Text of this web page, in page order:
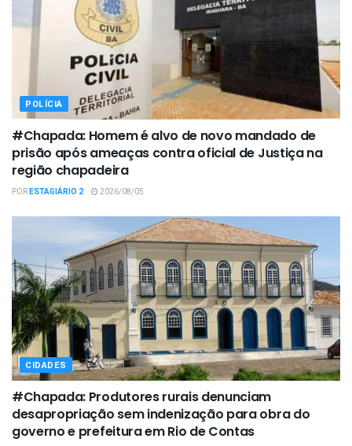
POLÍCIA
#Chapada: Homem é alvo de novo mandado de
prisão após ameaças contra oficial de Justiça na
região chapadeira
PORESTAGIÁRIO 2 2026/08/05
CIDADES
#Chapada: Produtores rurais denunciam
desapropriação sem indenização para obra do
governo e prefeitura em Rio de Contas